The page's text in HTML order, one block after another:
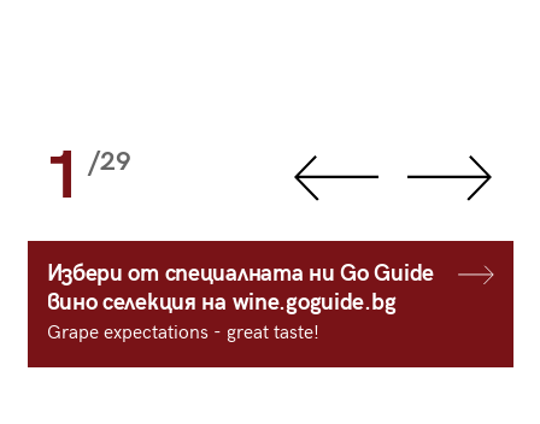
1 /29
Избери от специалната ни Go Guide
вино селекция на wine.goguide.bg
Grape expectations - great taste!